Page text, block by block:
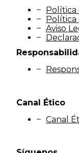
Política
Política
Aviso
Canal Ético
Canal